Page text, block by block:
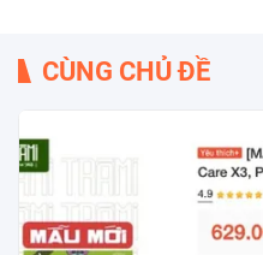
CÙNG CHỦ ĐỀ